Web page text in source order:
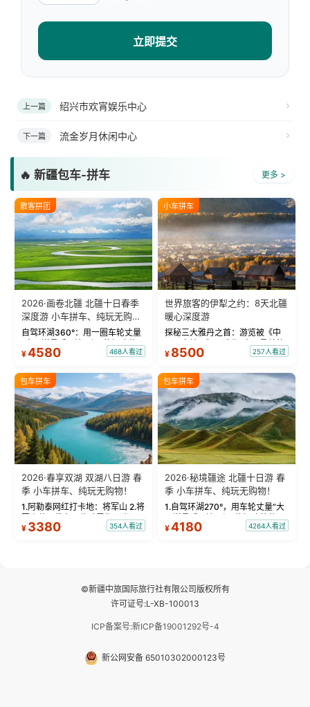
立即提交
上一篇 绍兴市欢宵娱乐中心
下一篇 流金岁月休闲中心
🔥 新疆包车-拼车 更多 >
散客拼团
2026·画卷北疆 北疆十日春季
深度游 小车拼车、纯玩无购
物！
自驾环湖360°：用一圈车轮丈量
“大西洋最后一滴眼泪”的极致蔚
蓝。 赛湖旅拍：甄选多款风格服
绝美瞬间。 赛湖坦克300跟车视
频：专业摄影师...
¥4580 468人看过
小车拼车
世界旅客的伊犁之约：8天北疆
暖心深度游
探秘三大雅丹之首：游览被《中
国国家地理》评选为“中国最美的
三大雅丹”第一名的克拉玛依魔鬼
瓦人最大村落——禾木村，欣赏
晨雾与小木...
¥ 8500 257人看过
包车拼车
2026·春享双湖 双湖八日游 春
季 小车拼车、纯玩无购物！
1.阿勒泰网红打卡地：将军山 2.将
军山落日缆车，体验雪都风光 3.
将军山，夕阳派对，蹦迪party 4.
¥ 3380 354人看过
包车拼车
2026·秘境疆途 北疆十日游 春
季 小车拼车、纯玩无购物！
1.自驾环湖270°，用车轮丈量“大
西洋最后一滴眼泪”的极致蔚蓝，
让雪山、花海与深邃湖水在转弯
¥4180 4264人看过
©新疆中旅国际旅行社有限公司版权所有
许可证号:L-XB-100013
ICP备案号:新ICP备19001292号-4
新公网安备 65010302000123号